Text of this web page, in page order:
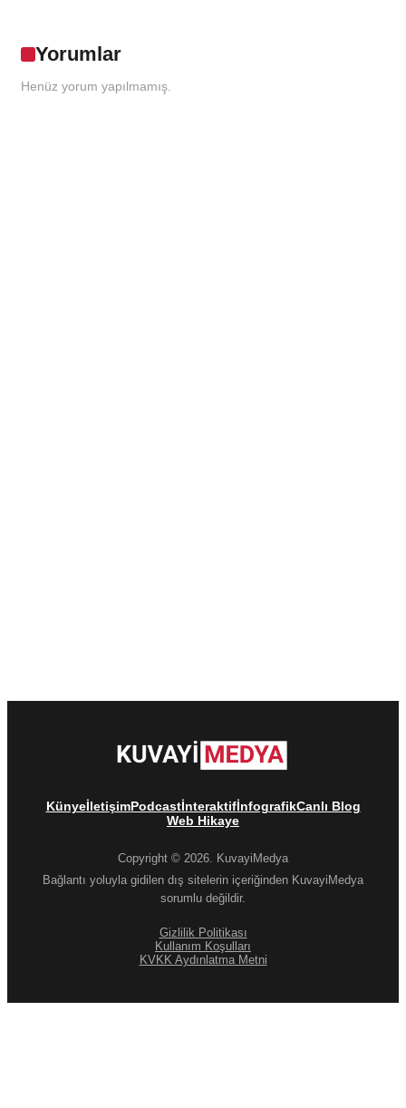
Yorumlar
Henüz yorum yapılmamış.
KünyeİletişimPodcastİnteraktifİnfografikCanlı Blog
Web Hikaye
Copyright © 2026. KuvayiMedya
Bağlantı yoluyla gidilen dış sitelerin içeriğinden KuvayiMedya
sorumlu değildir.
Gizlilik Politikası
Kullanım Koşulları
KVKK Aydınlatma Metni